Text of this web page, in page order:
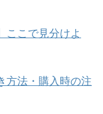
ここで見分けよ
方法・購入時の注